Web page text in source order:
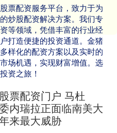
票配资服务平台，致力于为
炒股配资解决方案。我们专
等领域，凭借丰富的行业经
打造便捷的投资通道。金猪
样化的配资方案以及实时的
场机遇，实现财富增值。选
资之旅！
票配资门户 马杜
内瑞拉正面临南美大
来最大威胁